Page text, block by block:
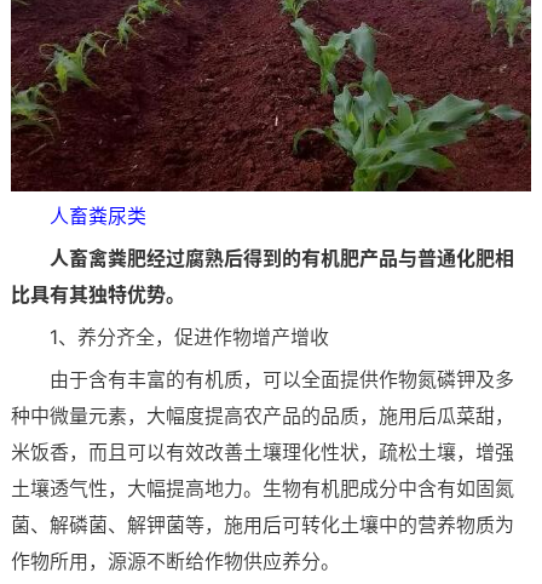
人畜粪尿类
人畜禽粪肥经过腐熟后得到的有机肥产品与普通化肥相
比具有其独特优势。
1、养分齐全，促进作物增产增收
由于含有丰富的有机质，可以全面提供作物氮磷钾及多
种中微量元素，大幅度提高农产品的品质，施用后瓜菜甜，
米饭香，而且可以有效改善土壤理化性状，疏松土壤，增强
土壤透气性，大幅提高地力。生物有机肥成分中含有如固氮
菌、解磷菌、解钾菌等，施用后可转化土壤中的营养物质为
作物所用，源源不断给作物供应养分。